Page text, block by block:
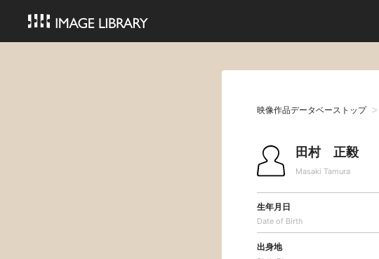
映像作品データベーストップ
田村 正毅
Masaki Tamura
生年月日
Date of Birth
出身地